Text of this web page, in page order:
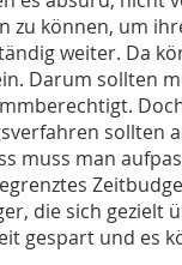
zu können, um
weiter. Da
Darum sollten
sollten
muss man
die sich gezielt
gespart und es